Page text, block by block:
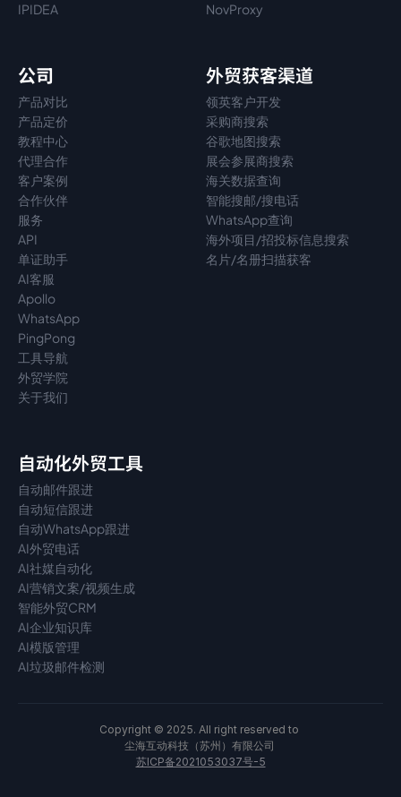
IPIDEA
NovProxy
公司
产品对比
产品定价
教程中心
代理合作
客户案例
合作伙伴
服务
API
单证助手
AI客服
Apollo
WhatsApp
PingPong
工具导航
外贸学院
关于我们
外贸获客渠道
领英客户开发
采购商搜索
谷歌地图搜索
展会参展商搜索
海关数据查询
智能搜邮/搜电话
WhatsApp查询
海外项目/招投标信息搜索
名片/名册扫描获客
自动化外贸工具
自动邮件跟进
自动短信跟进
自动WhatsApp跟进
AI外贸电话
AI社媒自动化
AI营销文案/视频生成
智能外贸CRM
AI企业知识库
AI模版管理
AI垃圾邮件检测
Copyright © 2025. All right reserved to
尘海互动科技（苏州）有限公司
苏ICP备2021053037号-5